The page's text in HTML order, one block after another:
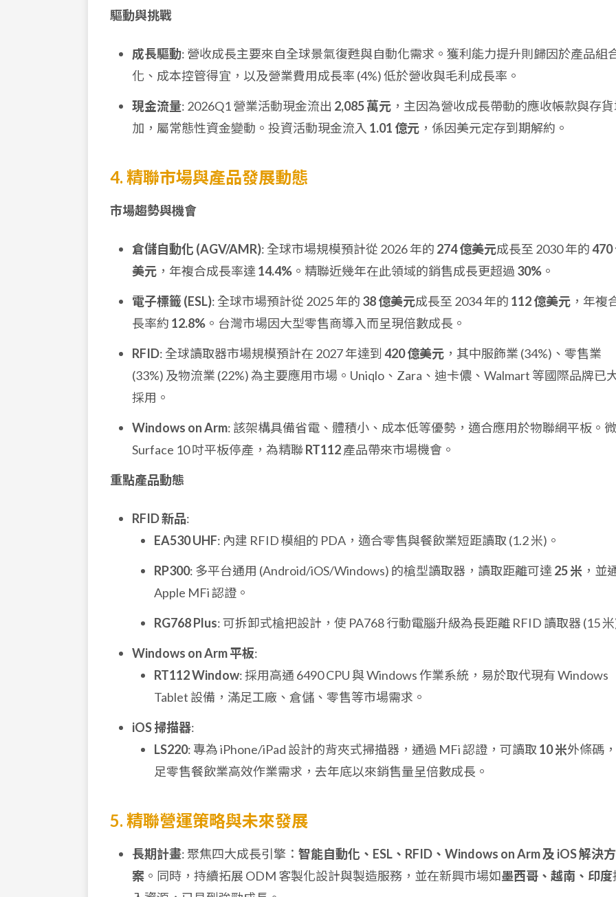
驅動與挑戰
成長驅動: 營收成長主要來自全球景氣復甦與自動化需求。獲利能力提升則歸因於產品組
化、成本控管得宜，以及營業費用成長率 (4%) 低於營收與毛利成長率。
現金流量: 2026Q1 營業活動現金流出 2,085 萬元 ，主因為營收成長帶動的應收帳款與存
加，屬常態性資金變動。投資活動現金流入 1.01 億元 ，係因美元定存到期解約。
4. 精聯市場與產品發展動態
市場趨勢與機會
倉儲自動化 (AGV/AMR): 全球市場規模預計從 2026 年的 274 億美元成長至 2030 年的470
美元 ，年複合成長率達 14.4% 。精聯近幾年在此領域的銷售成長更超過 30% 。
電子標籤 (ESL): 全球市場預計從 2025 年的 38 億美元成長至 2034 年的 112 億美元 ，年複
長率約 12.8% 。台灣市場因大型零售商導入而呈現倍數成長。
RFID: 全球讀取器市場規模預計在 2027 年達到 420 億美元 ，其中服飾業 (34%)、零售業
(33%) 及物流業 (22%) 為主要應用市場。Uniqlo、Zara、迪卡儂、Walmart 等國際品牌已
採用。
Windows on Arm: 該架構具備省電、體積小、成本低等優勢，適合應用於物聯網平板。
Surface 10 吋平板停產，為精聯RT112產品帶來市場機會。
重點產品動態
RFID 新品:
EA530 UHF: 內建 RFID 模組的 PDA，適合零售與餐飲業短距讀取 (1.2 米)。
RP300: 多平台通用 (Android/iOS/Windows) 的槍型讀取器，讀取距離可達 25 米 ，並
Apple MFi 認證。
RG768 Plus: 可拆卸式槍把設計，使 PA768 行動電腦升級為長距離 RFID 讀取器 (15 米
Windows on Arm 平板:
RT112 Window: 採用高通 6490 CPU 與 Windows 作業系統，易於取代現有 Windows
Tablet 設備，滿足工廠、倉儲、零售等市場需求。
iOS 掃描器:
LS220: 專為 iPhone/iPad 設計的背夾式掃描器，通過 MFi 認證，可讀取 10 米外條碼
足零售餐飲業高效作業需求，去年底以來銷售量呈倍數成長。
5. 精聯營運策略與未來發展
長期計畫: 聚焦四大成長引擎： 智能自動化、ESL、RFID、Windows on Arm 及 iOS 解決方
案 。同時，持續拓展 ODM 客製化設計與製造服務，並在新興市場如墨西哥、越南、印度